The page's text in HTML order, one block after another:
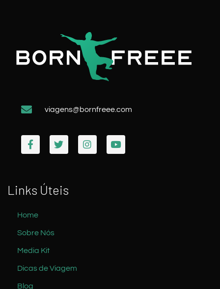
viagens@bornfreee.com
Links Úteis
Home
Sobre Nós
Media Kit
Dicas de Viagem
Blog